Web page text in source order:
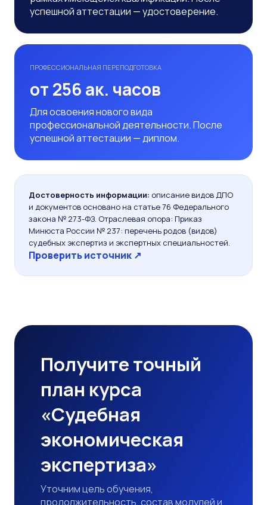
успешной аттестации — удостоверение.
ПРОФЕССИОНАЛЬНАЯ ПЕРЕПОДГОТОВКА
от 256 ак. часов
Для освоения нового вида
профессиональной деятельности. После
успешной аттестации — диплом.
Достоверность информации: описание видов ДПО
и документов основано на статье 76 Федерального
закона № 273-ФЗ. Отраслевая опора: Приказ
Минюста России № 237: перечень родов (видов)
судебных экспертиз и экспертных специальностей.
Проверить источник ↗
Получите точный
план курса
«Судебная
экономическая
экспертиза»
Уточним цель обучения,
продолжительность, состав модулей и